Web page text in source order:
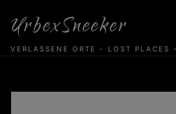
content
UrbexSneeker
VERLASSENE ORTE - LOST PLACES